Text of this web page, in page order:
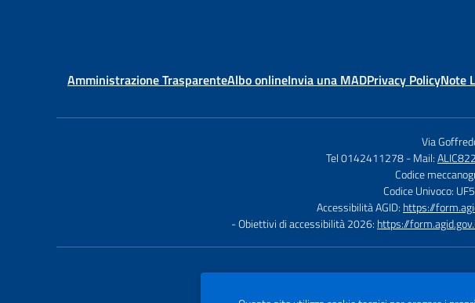
Amministrazione TrasparenteAlbo onlineInvia una MADPrivacy PolicyNote
Via
Tel 0142411278- Mail:
Codice
Codice Univoco:
Accessibilità AGID: https://
- Obiettivi di accessibilità 2026: https://